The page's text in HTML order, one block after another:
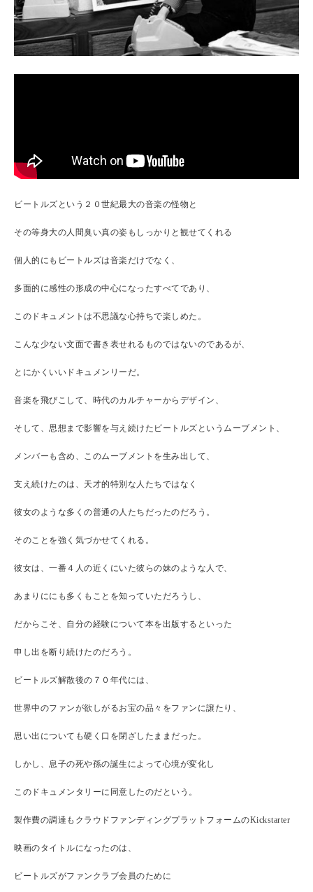
ビートルズという２０世紀最大の音楽の怪物と
その等身大の人間臭い真の姿もしっかりと観せてくれる
個人的にもビートルズは音楽だけでなく、
多面的に感性の形成の中心になったすべてであり、
このドキュメントは不思議な心持ちで楽しめた。
こんな少ない文面で書き表せれるものではないのであるが、
とにかくいいドキュメンリーだ。
音楽を飛びこして、時代のカルチャーからデザイン、
そして、思想まで影響を与え続けたビートルズというムーブメント、
メンバーも含め、このムーブメントを生み出して、
支え続けたのは、天才的特別な人たちではなく
彼女のような多くの普通の人たちだったのだろう。
そのことを強く気づかせてくれる。
彼女は、一番４人の近くにいた彼らの妹のような人で、
あまりににも多くもことを知っていただろうし、
だからこそ、自分の経験について本を出版するといった
申し出を断り続けたのだろう。
ビートルズ解散後の７０年代には、
世界中のファンが欲しがるお宝の品々をファンに譲たり、
思い出についても硬く口を閉ざしたままだった。
しかし、息子の死や孫の誕生によって心境が変化し
このドキュメンタリーに同意したのだという。
製作費の調達もクラウドファンディングプラットフォームのKickstarter
映画のタイトルになったのは、
ビートルズがファンクラブ会員のために